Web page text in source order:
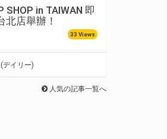
SHOP in TAIWAN 即
北店舉辦！
33 Views
デイリー)
人気の記事一覧へ